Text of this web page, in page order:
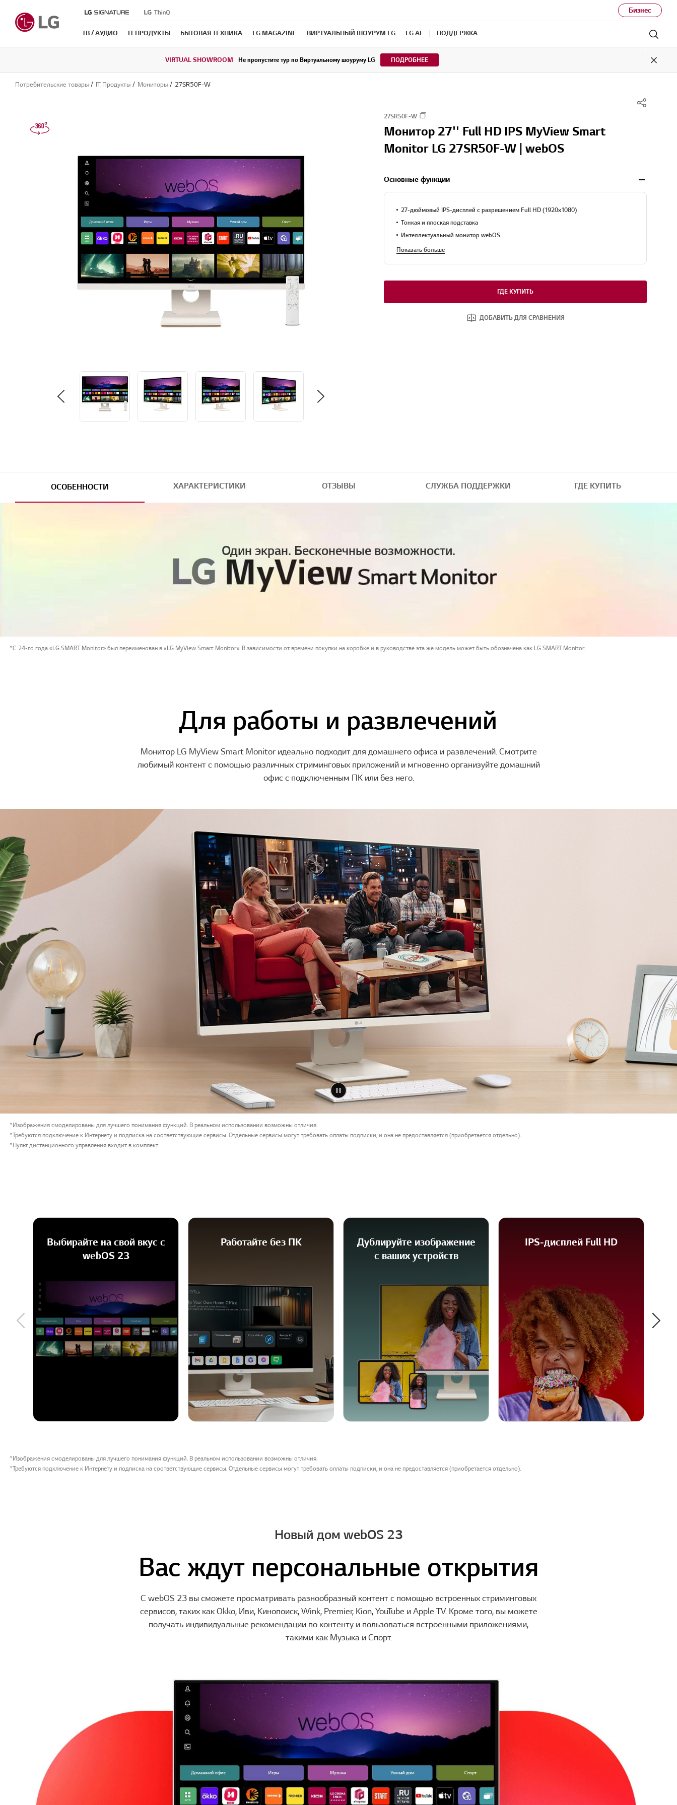
Бизнес
ТВ / АУДИО IT ПРОДУКТЫ БЫТОВАЯ ТЕХНИКА LG MAGAZINE ВИРТУАЛЬНЫЙ ШОУРУМ LG LG AI ПОДДЕРЖКА
VIRTUAL SHOWROOM Не пропустите тур по Виртуальному шоуруму LG ПОДРОБНЕЕ
Close
Потребительские товары IT Продукты Мониторы 27SR50F-W
27SR50F-W
Монитор 27'' Full HD IPS MyView Smart
Monitor LG 27SR50F-W | webOS
Основные функции
27-дюймовый IPS-дисплей с разрешением Full HD (1920x1080)
Тонкая и плоская подставка
Интеллектуальный монитор webOS
Показать больше
ГДЕ КУПИТЬ
ДОБАВИТЬ ДЛЯ СРАВНЕНИЯ
ОСОБЕННОСТИ ХАРАКТЕРИСТИКИ ОТЗЫВЫ СЛУЖБА ПОДДЕРЖКИ ГДЕ КУПИТЬ
Один экран. Бесконечные возможности.
*С 24-го года «LG SMART Monitor» был переименован в «LG MyView Smart Monitor». В зависимости от времени покупки на коробке и в руководстве эта же модель может быть обозначена как LG SMART Monitor.
Для работы и развлечений
Монитор LG MyView Smart Monitor идеально подходит для домашнего офиса и развлечений. Смотрите
любимый контент с помощью различных стриминговых приложений и мгновенно организуйте домашний
офис с подключенным ПК или без него.
*Изображения смоделированы для лучшего понимания функций. В реальном использовании возможны отличия.
*Требуются подключение к Интернету и подписка на соответствующие сервисы. Отдельные сервисы могут требовать оплаты подписки, и она не предоставляется (приобретается отдельно).
*Пульт дистанционного управления входит в комплект.
Previous
Выбирайте на свой вкус с
webOS 23
Работайте без ПК
Дублируйте изображение
с ваших устройств
IPS-дисплей Full HD
*Изображения смоделированы для лучшего понимания функций. В реальном использовании возможны отличия.
*Требуются подключение к Интернету и подписка на соответствующие сервисы. Отдельные сервисы могут требовать оплаты подписки, и она не предоставляется (приобретается отдельно).
Новый дом webOS 23
Вас ждут персональные открытия
С webOS 23 вы сможете просматривать разнообразный контент с помощью встроенных стриминговых
сервисов, таких как Okko, Иви, Кинопоиск, Wink, Premier, Kion, YouTube и Apple TV. Кроме того, вы можете
получать индивидуальные рекомендации по контенту и пользоваться встроенными приложениями,
такими как Музыка и Спорт.